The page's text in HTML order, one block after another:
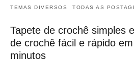
TEMAS DIVERSOS TODAS AS
Tapete de crochê simples
de crochê fácil e rápido
minutos